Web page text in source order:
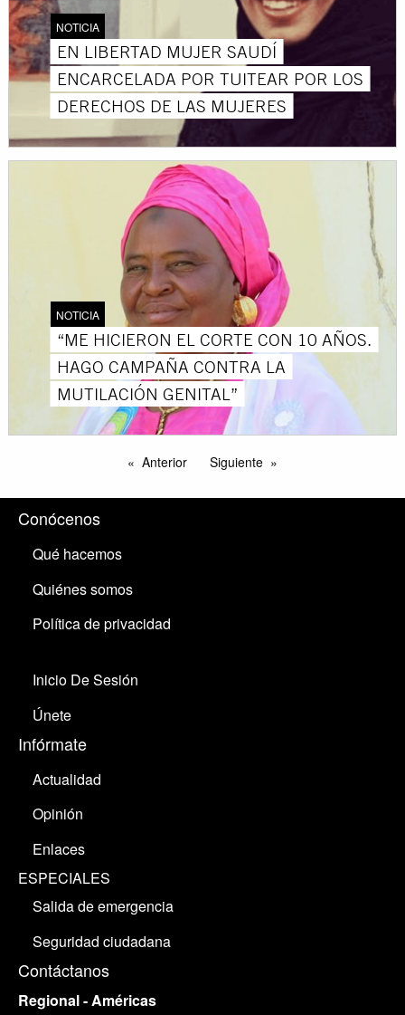
NOTICIA
EN LIBERTAD MUJER SAUDÍ
ENCARCELADA POR TUITEAR POR LOS
DERECHOS DE LAS MUJERES
NOTICIA
“ME HICIERON EL CORTE CON 10 AÑOS.
HAGO CAMPAÑA CONTRA LA
MUTILACIÓN GENITAL”
Anterior Siguiente
Conócenos
Qué hacemos
Quiénes somos
Política de privacidad
Inicio De Sesión
Únete
Infórmate
Actualidad
Opinión
Enlaces
ESPECIALES
Salida de emergencia
Seguridad ciudadana
Contáctanos
Regional - Américas